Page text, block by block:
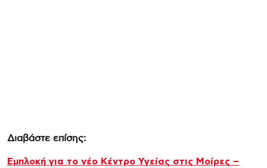
Διαβάστε επίσης:
Εμπλοκή για το νέο Κέντρο Υγείας στις Μοίρες –